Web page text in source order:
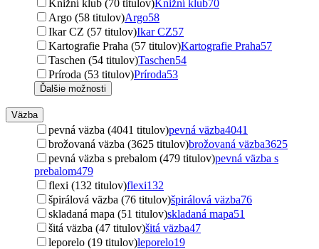
Knižní klub (70 titulov)Knižní klub70
Argo (58 titulov)Argo58
Ikar CZ (57 titulov)Ikar CZ57
Kartografie Praha (57 titulov)Kartografie Praha57
Taschen (54 titulov)Taschen54
Príroda (53 titulov)Príroda53
Ďalšie možnosti
Väzba
pevná väzba (4041 titulov)pevná väzba4041
brožovaná väzba (3625 titulov)brožovaná väzba3625
pevná väzba s prebalom (479 titulov)pevná väzba s
prebalom479
flexi (132 titulov)flexi132
špirálová väzba (76 titulov)špirálová väzba76
skladaná mapa (51 titulov)skladaná mapa51
šitá väzba (47 titulov)šitá väzba47
leporelo (19 titulov)leporelo19